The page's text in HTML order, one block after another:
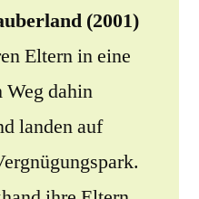
(2001)
Eltern in eine
Weg dahin
landen auf